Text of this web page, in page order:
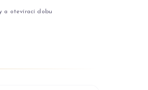
a otevírací dobu